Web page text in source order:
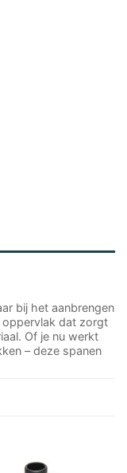
bij het aanbrengen
oppervlak dat zorgt
Of je nu werkt
– deze spanen